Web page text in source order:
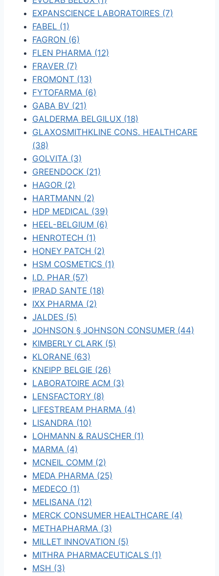
EXPANSCIENCE LABORATOIRES (7)
FABEL (1)
FAGRON (6)
FLEN PHARMA (12)
FRAVER (7)
FROMONT (13)
FYTOFARMA (6)
GABA BV (21)
GALDERMA BELGILUX (18)
GLAXOSMITHKLINE CONS. HEALTHCARE
(38)
GOLVITA (3)
GREENDOCK (21)
HAGOR (2)
HARTMANN (2)
HDP MEDICAL (39)
HEEL-BELGIUM (6)
HENROTECH (1)
HONEY PATCH (2)
HSM COSMETICS (1)
I.D. PHAR (57)
IPRAD SANTE (18)
IXX PHARMA (2)
JALDES (5)
JOHNSON § JOHNSON CONSUMER (44)
KIMBERLY CLARK (5)
KLORANE (63)
KNEIPP BELGIE (26)
LABORATOIRE ACM (3)
LENSFACTORY (8)
LIFESTREAM PHARMA (4)
LISANDRA (10)
LOHMANN & RAUSCHER (1)
MARMA (4)
MCNEIL COMM (2)
MEDA PHARMA (25)
MEDECO (1)
MELISANA (12)
MERCK CONSUMER HEALTHCARE (4)
METHAPHARMA (3)
MILLET INNOVATION (5)
MITHRA PHARMACEUTICALS (1)
MSH (3)